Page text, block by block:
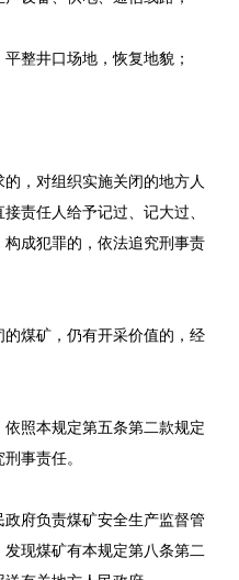
整井口场地，恢复地貌；
，对组织实施关闭的地方人
责任人给予记过、记大过、
成犯罪的，依法追究刑事责
煤矿，仍有开采价值的，经
照本规定第五条第二款规定
事责任。
负责煤矿安全生产监督管
现煤矿有本规定第八条第二